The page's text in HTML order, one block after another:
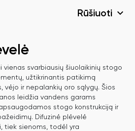
Rūšiuoti
vienas svarbiausių šiuolaikinių stogo
užtikrinantis patikimą
vėjo ir nepalankių oro sąlygų. Šios
leidžia vandens garams
stogo konstrukciją ir
Difuzinė plėvelė
tiek sienoms, todėl yra